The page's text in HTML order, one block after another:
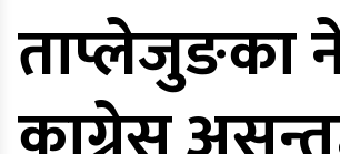
ताप्लेजुङका